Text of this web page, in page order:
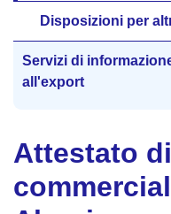
Attestato
Disposizioni per
Servizi di
all'export